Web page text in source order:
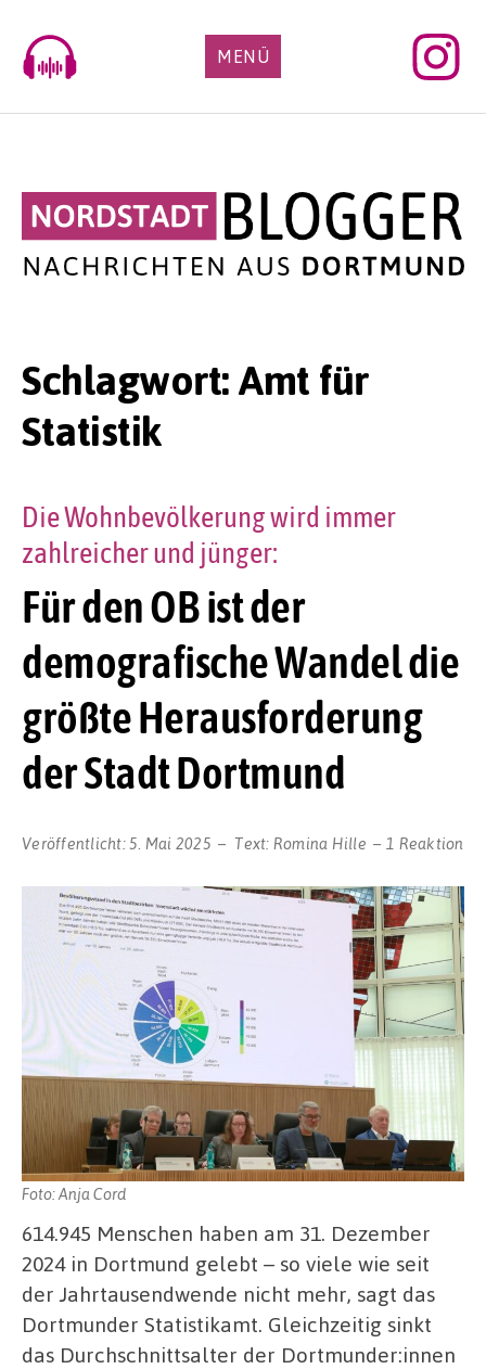
content
MENÜ
Schlagwort:Amt für
Statistik
Für den OB ist der
demografische Wandel die
größte Herausforderung
der Stadt Dortmund
Die Wohnbevölkerung wird immer
zahlreicher und jünger:
Veröffentlicht:5. Mai 2025 Text: Romina Hille 1 Reaktion
Foto: Anja Cord
614.945 Menschen haben am 31. Dezember
2024 in Dortmund gelebt – so viele wie seit
der Jahrtausendwende nicht mehr, sagt das
Dortmunder Statistikamt. Gleichzeitig sinkt
das Durchschnittsalter der Dortmunder:innen